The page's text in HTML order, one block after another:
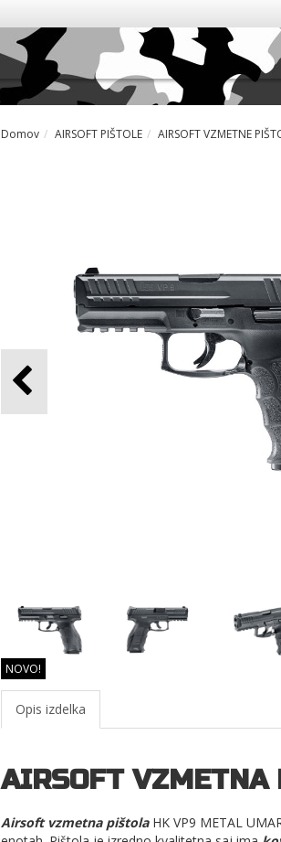
Domov AIRSOFT PIŠTOLE AIRSOFT VZMETNE
NOVO!
Opis izdelka
AIRSOFT
Airsoft vzmetna pištola HK VP9 METAL